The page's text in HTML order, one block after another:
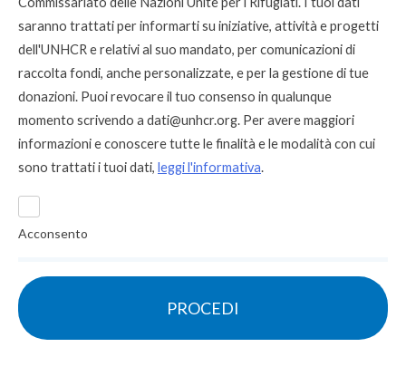
saranno trattati per informarti su iniziative, attività e progetti
dell'UNHCR e relativi al suo mandato, per comunicazioni di
raccolta fondi, anche personalizzate, e per la gestione di tue
donazioni. Puoi revocare il tuo consenso in qualunque
momento scrivendo a dati@unhcr.org. Per avere maggiori
informazioni e conoscere tutte le finalità e le modalità con cui
sono trattati i tuoi dati, leggi l'informativa.
Acconsento